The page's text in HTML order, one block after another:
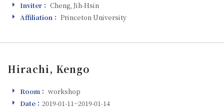
Inviter
Inviter： Cheng, Jih-Hsin
Affiliation
Affiliation： Princeton University
Hirachi, Kengo
Room
Room： workshop
Visiting
Date： 2019-01-11~2019-01-14